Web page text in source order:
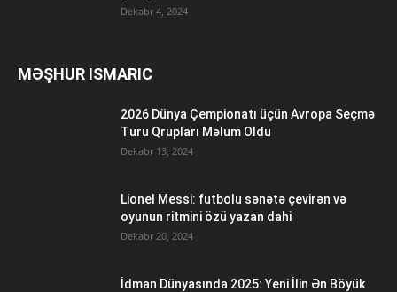
Dekabr 4, 2024
MƏŞHUR ISMARIC
2026 Dünya Çempionatı üçün Avropa Seçmə
Turu Qrupları Məlum Oldu
Dekabr 13, 2024
Lionel Messi: futbolu sənətə çevirən və
oyunun ritmini özü yazan dahi
Dekabr 20, 2024
İdman Dünyasında 2025: Yeni İlin Ən Böyük